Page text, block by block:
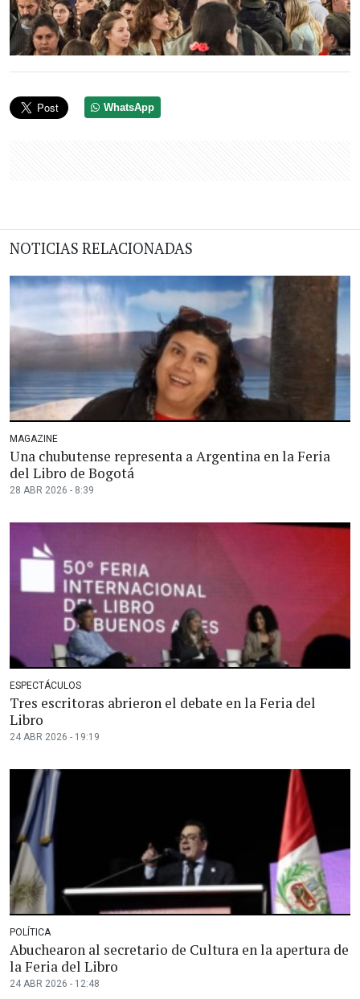
WhatsApp
NOTICIAS RELACIONADAS
MAGAZINE
Una chubutense representa a Argentina en la Feria
del Libro de Bogotá
28 ABR 2026 - 8:39
ESPECTÁCULOS
Tres escritoras abrieron el debate en la Feria del
Libro
24 ABR 2026 - 19:19
POLÍTICA
Abuchearon al secretario de Cultura en la apertura de
la Feria del Libro
24 ABR 2026 - 12:48